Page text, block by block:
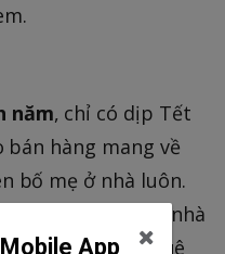
năm, chỉ có dịp Tết
hàng mang về
bố mẹ ở nhà luôn.
Loanh quanh ở nhà
không có về quê
App